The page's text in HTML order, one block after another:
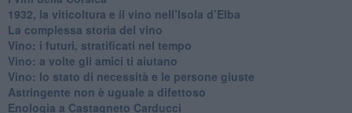
​1932, la viticoltura e il vino nell’Isola d’Elba
​La complessa storia del vino
​Vino: i futuri, stratificati nel tempo
Vino: a volte gli amici ti aiutano
Vino: lo stato di necessità e le persone giuste
​Astringente non è uguale a difettoso
Enologia a Castagneto Carducci